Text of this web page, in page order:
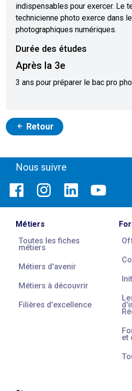
indispensables pour exercer. Le
technicienne photo exerce dans
photographiques numériques.
Durée des études
Après la 3e
3 ans pour préparer le bac pro
Retour
Nous suivre
Métiers
Toutes les fiches
métiers
Métiers d'avenir
Métiers à découvrir
Filières d'excellence
et